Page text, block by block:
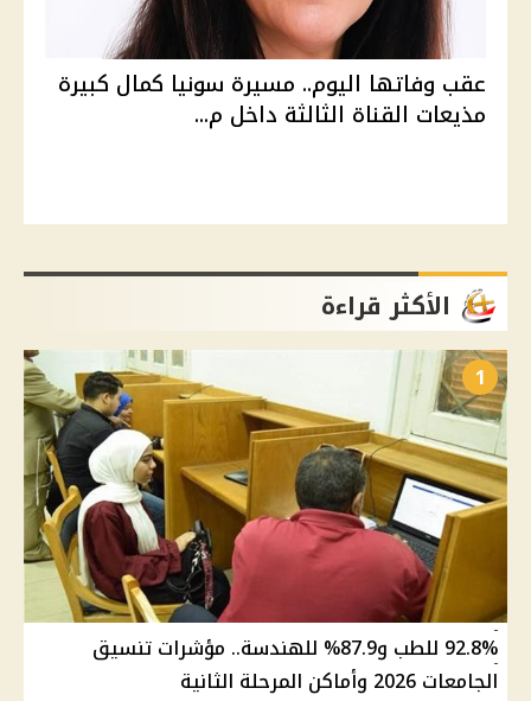
عقب وفاتها اليوم.. مسيرة سونيا كمال كبيرة
مذيعات القناة الثالثة داخل م...
الأكثر قراءة
1
92.8% للطب و87.9% للهندسة.. مؤشرات تنسيق
الجامعات 2026 وأماكن المرحلة الثانية